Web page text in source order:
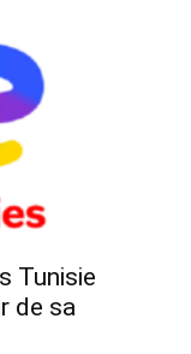
Tunisie
de sa